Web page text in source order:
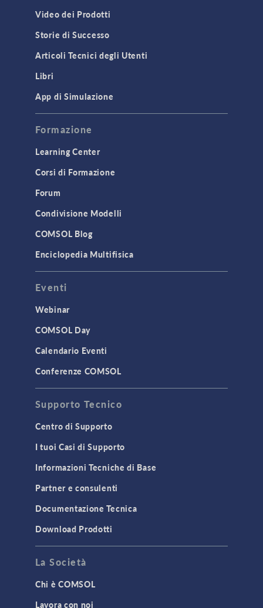
Video dei Prodotti
Storie di Successo
Articoli Tecnici degli Utenti
Libri
App di Simulazione
Formazione
Learning Center
Corsi di Formazione
Forum
Condivisione Modelli
COMSOL Blog
Enciclopedia Multifisica
Eventi
Webinar
COMSOL Day
Calendario Eventi
Conferenze COMSOL
Supporto Tecnico
Centro di Supporto
I tuoi Casi di Supporto
Informazioni Tecniche di Base
Partner e consulenti
Documentazione Tecnica
Download Prodotti
La Società
Chi è COMSOL
Lavora con noi